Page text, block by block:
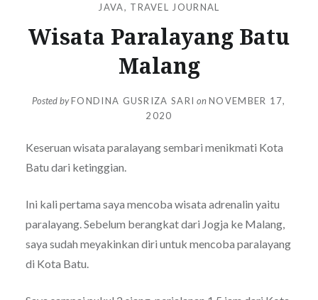
JAVA, TRAVEL JOURNAL
Wisata Paralayang Batu
Malang
Posted byFONDINA GUSRIZA SARI onNOVEMBER 17,
2020
Keseruan wisata paralayang sembari menikmati Kota
Batu dari ketinggian.
Ini kali pertama saya mencoba wisata adrenalin yaitu
paralayang. Sebelum berangkat dari Jogja ke Malang,
saya sudah meyakinkan diri untuk mencoba paralayang
di Kota Batu.